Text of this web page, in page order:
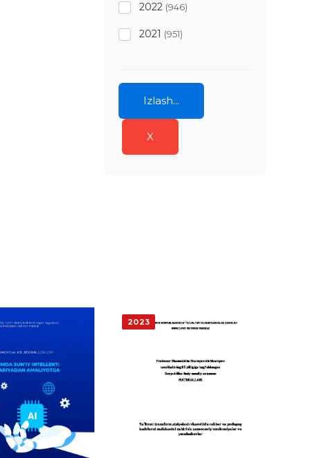
2022 (946)
2021 (951)
2017
2010 (11)
2009 (15)
(4)
Izlash...
X
2023